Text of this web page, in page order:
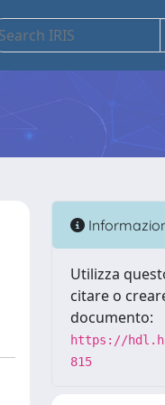
Utilizza
citare o
documento:
https://
815